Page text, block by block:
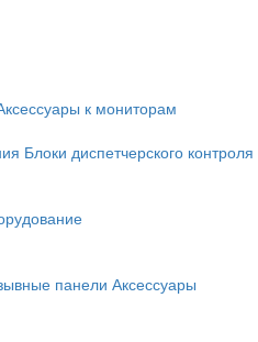
к мониторам
Блоки диспетчерского контроля
панели Аксессуары